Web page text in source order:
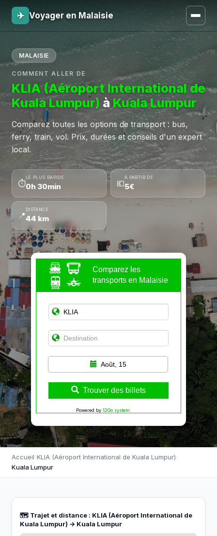
✈ Voyager en Malaisie
MALAISIE
COMMENT ALLER DE
KLIA (Aéroport International de
Kuala Lumpur) à Kuala Lumpur
Comparez toutes les options de transport : bus,
ferry, train, vol. Prix, durées et conseils d'un expert
local.
⏱
LE PLUS RAPIDE
0h 30min 💶
À PARTIR DE
5€
📍
DISTANCE
44 km
Comparez les
transports en Malaisie
Août, 15
Trouver des billets
Powered by 12Go system
Accueil›KLIA (Aéroport International de Kuala Lumpur)›
Kuala Lumpur
🗺️ Trajet et distance : KLIA (Aéroport International de
Kuala Lumpur) → Kuala Lumpur